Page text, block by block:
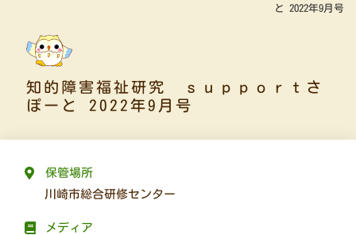
と 2022年9月号
知的障害福祉研究 ｓｕｐｐｏｒｔさ
ぽーと 2022年9月号
保管場所
川崎市総合研修センター
メディア